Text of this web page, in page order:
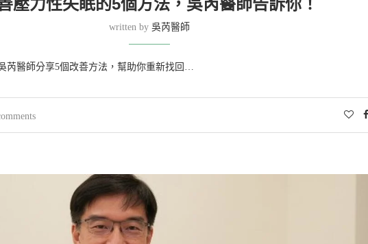
壓力性失眠的5個方法，吳芮醫師告訴你！
written by 吳芮醫師
芮醫師分享5個改善方法，幫助你重新找回…